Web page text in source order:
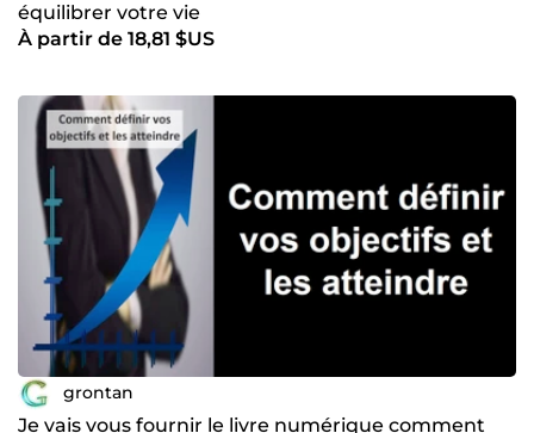
équilibrer votre vie
À partir de 18,81 $US
grontan
Je vais vous fournir le livre numérique comment